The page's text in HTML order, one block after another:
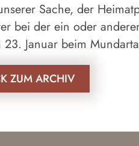
Sache, der
bei der ein oder
23. Januar beim
ZUM ARCHIV